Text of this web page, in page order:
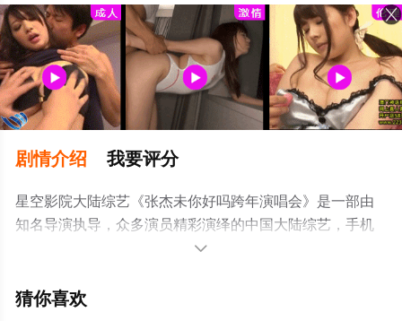
剧情介绍 我要评分
星空影院大陆综艺《张杰未你好吗跨年演唱会》是一部由
知名导演执导，众多演员精彩演绎的中国大陆综艺，手机
免费观看高清无删减完整版综艺节目就上星空影视，更多
解。

猜你喜欢